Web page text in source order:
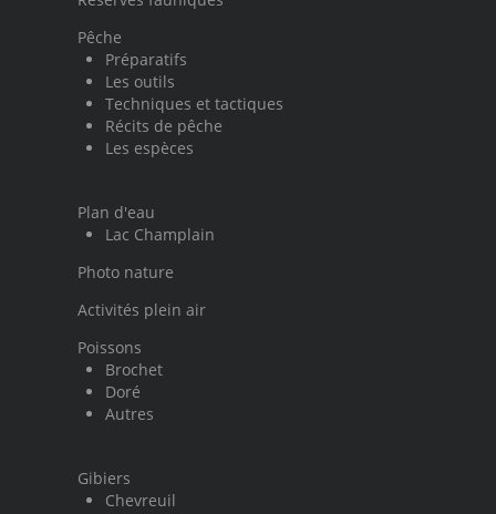
Pêche
Préparatifs
Les outils
Techniques et tactiques
Récits de pêche
Les espèces
Plan d'eau
Lac Champlain
Photo nature
Activités plein air
Poissons
Brochet
Doré
Autres
Gibiers
Chevreuil